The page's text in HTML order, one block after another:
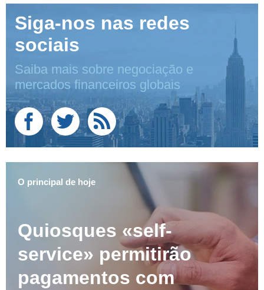
Siga-nos nas redes
sociais
Saiba mais sobre negociação e
mercados financeiros globais
O principal de hoje
Quiosques «self-
service» permitirão
pagamentos com